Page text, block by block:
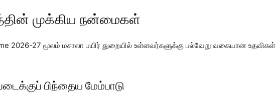
முக்கிய நன்மைகள்
2026-27 மூலம் மசாலா பயிர் துறையில் உள்ளவர்களுக்கு பல்வேறு வகையான உதவிகள்
பிந்தைய மேம்பாடு